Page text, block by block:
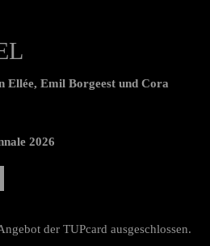
Ellée, Emil Borgeest und Cora
2026
der TUPcard ausgeschlossen.